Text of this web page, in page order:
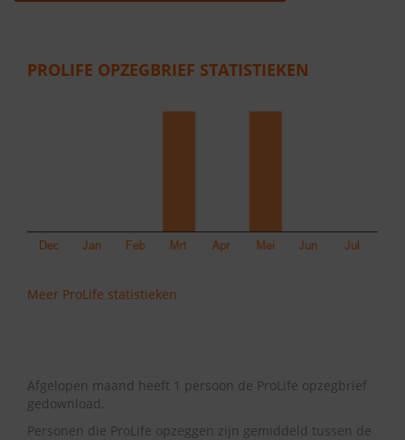
PROLIFE OPZEGBRIEF STATISTIEKEN
Meer ProLife statistieken
Afgelopen maand heeft 1 persoon de ProLife opzegbrief
gedownload.
Personen die ProLife opzeggen zijn gemiddeld tussen de